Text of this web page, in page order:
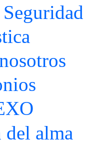
del alma